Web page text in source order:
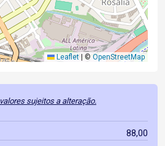
Leaflet |© OpenStreetMap
valores sujeitos a alteração.
88,00